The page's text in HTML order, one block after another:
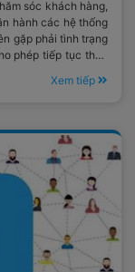
sóc khách hàng,
hành các hệ thống
gặp phải tình trạng
phép tiếp tục thực
Xem tiếp